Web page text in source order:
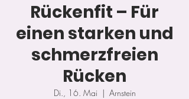
Rückenfit – Für
einen starken und
schmerzfreien
Rücken
Di., 16. Mai
  |
Arnstein